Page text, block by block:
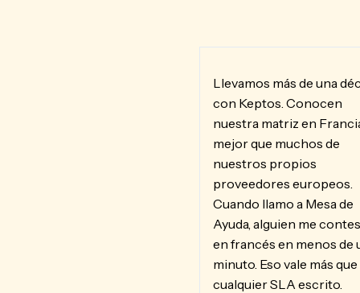
Llevamos más de una
con Keptos. Conocen
nuestra matriz en
mejor que muchos de
nuestros propios
proveedores europeos.
Cuando llamo a Mesa de
Ayuda, alguien me
en francés en menos de
minuto. Eso vale más que
cualquier SLA escrito.